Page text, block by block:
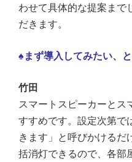
わせて具体的な提案まで
だきます。
♠まず導入してみたい、
竹田
スマートスピーカーとス
すすめです。設定次第で
きます」と呼びかけるだ
括消灯できるので、各部